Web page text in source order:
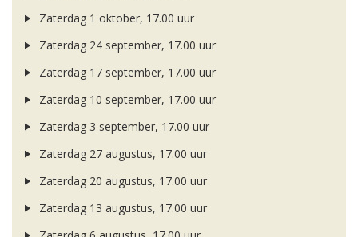
Zaterdag 1 oktober, 17.00 uur
Zaterdag 24 september, 17.00 uur
Zaterdag 17 september, 17.00 uur
Zaterdag 10 september, 17.00 uur
Zaterdag 3 september, 17.00 uur
Zaterdag 27 augustus, 17.00 uur
Zaterdag 20 augustus, 17.00 uur
Zaterdag 13 augustus, 17.00 uur